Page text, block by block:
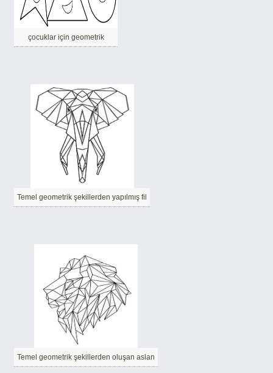
çocuklar için geometrik
Temel geometrik şekillerden yapılmış fil
Temel geometrik şekillerden oluşan aslan